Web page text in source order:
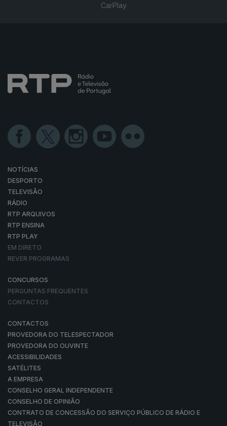
CarPlay
NOTÍCIAS
DESPORTO
TELEVISÃO
RÁDIO
RTP ARQUIVOS
RTP ENSINA
RTP PLAY
EM DIRETO
REVER PROGRAMAS
CONCURSOS
PERGUNTAS FREQUENTES
CONTACTOS
CONTACTOS
PROVEDORA DO TELESPECTADOR
PROVEDORA DO OUVINTE
ACESSIBILIDADES
SATÉLITES
A EMPRESA
CONSELHO GERAL INDEPENDENTE
CONSELHO DE OPINIÃO
CONTRATO DE CONCESSÃO DO SERVIÇO PÚBLICO DE RÁDIO E
TELEVISÃO